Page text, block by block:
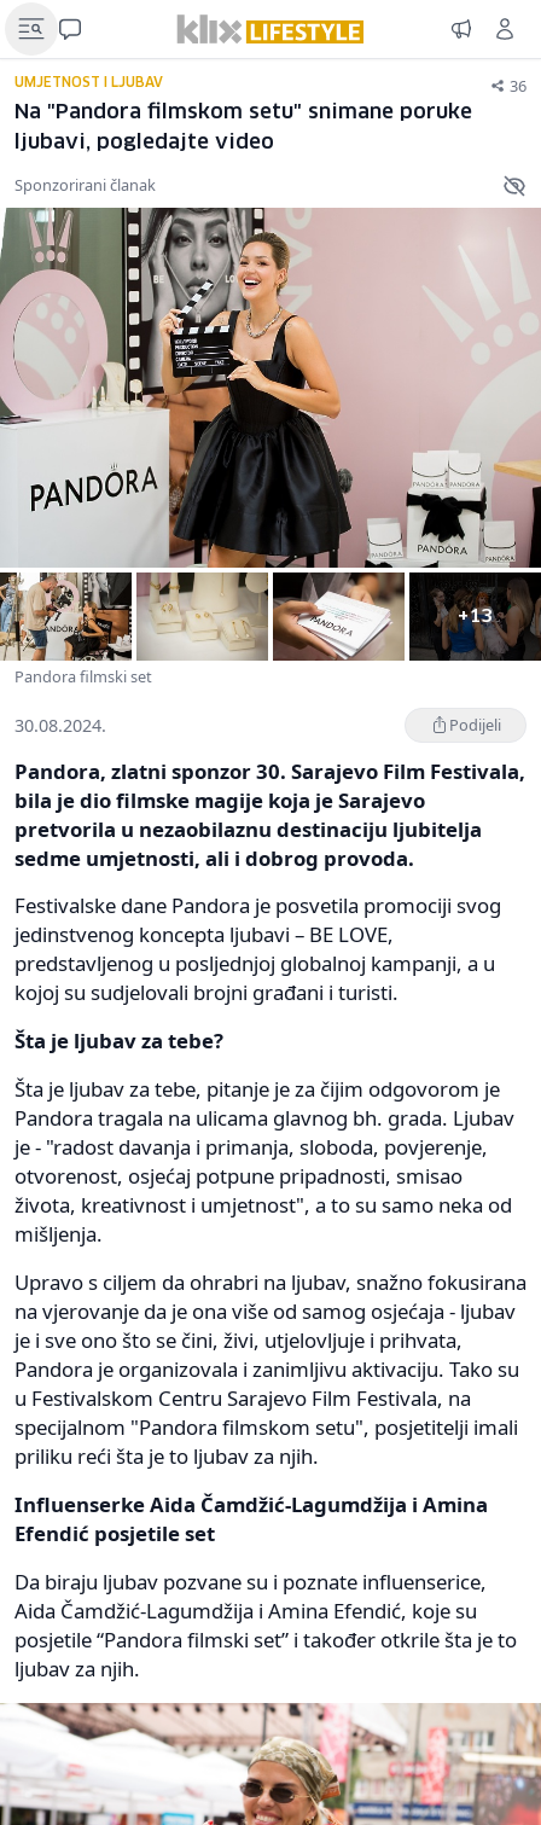
UMJETNOST I LJUBAV 36
Na "Pandora filmskom setu" snimane poruke
ljubavi, pogledajte video
Sponzorirani članak
+13
Pandora filmski set
30.08.2024. Podijeli
Pandora, zlatni sponzor 30. Sarajevo Film Festivala,
bila je dio filmske magije koja je Sarajevo
pretvorila u nezaobilaznu destinaciju ljubitelja
sedme umjetnosti, ali i dobrog provoda.
Festivalske dane Pandora je posvetila promociji svog
jedinstvenog koncepta ljubavi – BE LOVE,
predstavljenog u posljednjoj globalnoj kampanji, a u
kojoj su sudjelovali brojni građani i turisti.
Šta je ljubav za tebe?
Šta je ljubav za tebe, pitanje je za čijim odgovorom je
Pandora tragala na ulicama glavnog bh. grada. Ljubav
je - "radost davanja i primanja, sloboda, povjerenje,
otvorenost, osjećaj potpune pripadnosti, smisao
života, kreativnost i umjetnost", a to su samo neka od
mišljenja.
Upravo s ciljem da ohrabri na ljubav, snažno fokusirana
na vjerovanje da je ona više od samog osjećaja - ljubav
je i sve ono što se čini, živi, ​​utjelovljuje i prihvata,
Pandora je organizovala i zanimljivu aktivaciju. Tako su
u Festivalskom Centru Sarajevo Film Festivala, na
specijalnom "Pandora filmskom setu", posjetitelji imali
priliku reći šta je to ljubav za njih.
Influenserke Aida Čamdžić-Lagumdžija i Amina
Efendić posjetile set
Da biraju ljubav pozvane su i poznate influenserice,
Aida Čamdžić-Lagumdžija i Amina Efendić, koje su
posjetile “Pandora filmski set” i također otkrile šta je to
ljubav za njih.